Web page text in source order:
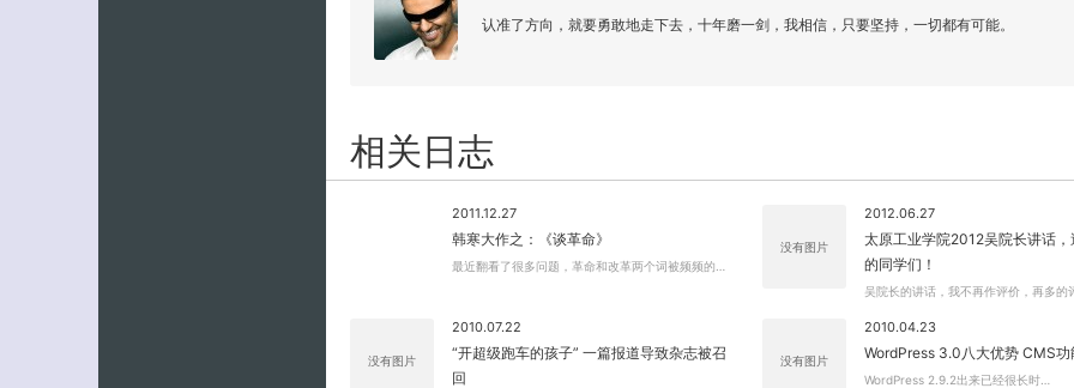
认准了方向，就要勇敢地走下去，十年磨一剑，我相信，只要坚持，一切都有可能。
相关日志
2011.12.27
韩寒大作之：《谈革命》
最近翻看了很多问题，革命和改革两个词被频频的…
没有图片
2012.06.27
太原工业学院2012吴院长讲话，
的同学们！
吴院长的讲话，我不再作评价，再多的
没有图片
2010.07.22
“开超级跑车的孩子” 一篇报道导致杂志被召
回
没有图片
2010.04.23
WordPress 3.0八大优势 CMS功
WordPress 2.9.2出来已经很长时…